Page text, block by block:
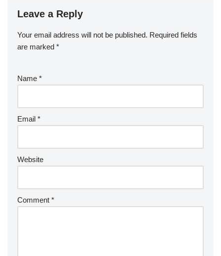
Leave a Reply
Your email address will not be published. Required fields
are marked *
Name *
Email *
Website
Comment *